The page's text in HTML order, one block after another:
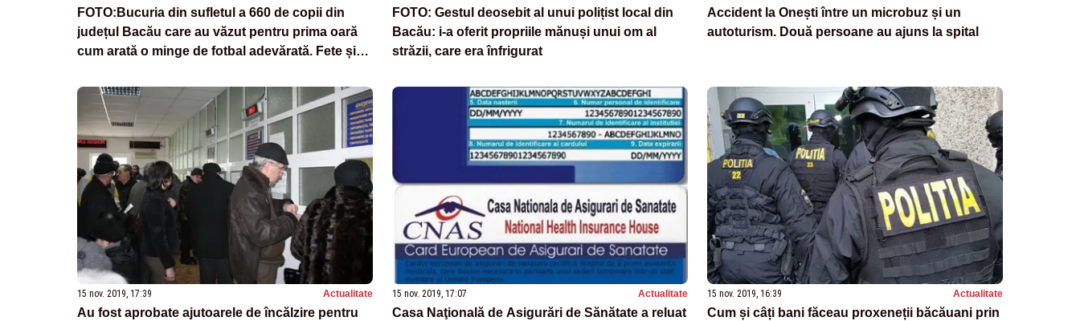
FOTO:Bucuria din sufletul a 660 de copii din
județul Bacău care au văzut pentru prima oară
cum arată o minge de fotbal adevărată. Fete și
incluși în Proiectul “AJF Mobil-Mingea e în
terenul tău”
FOTO: Gestul deosebit al unui polițist local din
Bacău: i-a oferit propriile mănuși unui om al
străzii, care era înfrigurat
Accident la Onești între un microbuz și un
autoturism. Două persoane au ajuns la spital
15 nov. 2019, 17:39 Actualitate
Au fost aprobate ajutoarele de încălzire pentru
15 nov. 2019, 17:07 Actualitate
Casa Naţională de Asigurări de Sănătate a reluat
15 nov. 2019, 16:39 Actualitate
Cum și câți bani făceau proxeneții băcăuani prin